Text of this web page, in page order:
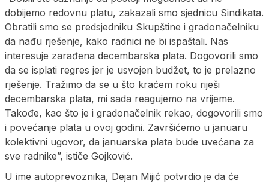
dobijemo redovnu platu, zakazali smo sjednicu Sindikata.
Obratili smo se predsjedniku Skupštine i gradonačelniku
da nađu rješenje, kako radnici ne bi ispaštali. Nas
interesuje zarađena decembarska plata. Dogovorili smo
da se isplati regres jer je usvojen budžet, to je prelazno
rješenje. Tražimo da se u što kraćem roku riješi
decembarska plata, mi sada reagujemo na vrijeme.
Takođe, kao što je i gradonačelnik rekao, dogovorili smo
i povećanje plata u ovoj godini. Završićemo u januaru
kolektivni ugovor, da januarska plata bude uvećana za
sve radnike”, ističe Gojković.
U ime autoprevoznika, Dejan Mijić potvrdio je da će